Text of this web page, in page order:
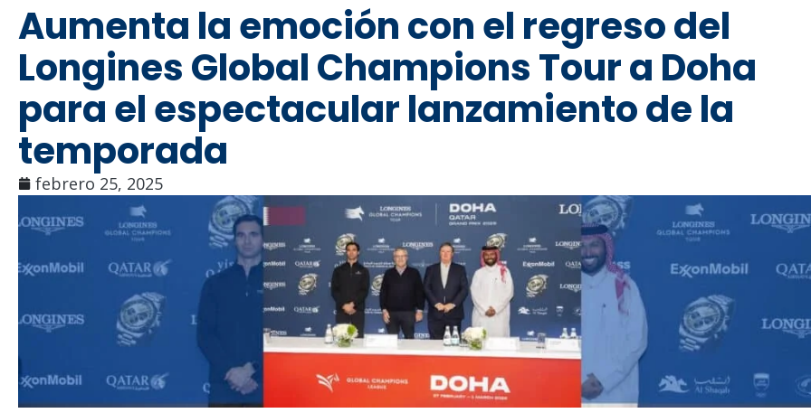
Aumenta la emoción con el regreso del
Longines Global Champions Tour a Doha
para el espectacular lanzamiento de la
temporada
febrero 25, 2025